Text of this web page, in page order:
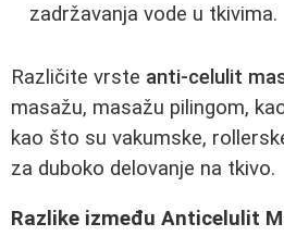
zadržavanja vode u tkivima.
Različite vrste anti-celulit
masažu, masažu pilingom,
kao što su vakumske,
za duboko delovanje na tkivo.
Razlike između Anticelulit